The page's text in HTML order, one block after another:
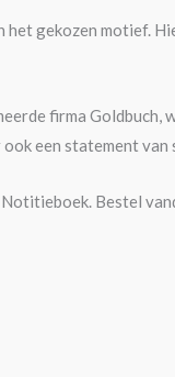
gekozen motief.
firma
een statement van
Bestel